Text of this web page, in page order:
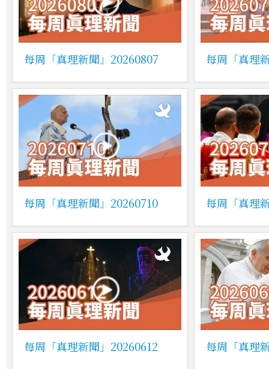
每周「真理新聞」20260807 每周「真理
每周「真理新聞」20260710 每周「真理
每周「真理新聞」20260612 每周「真理